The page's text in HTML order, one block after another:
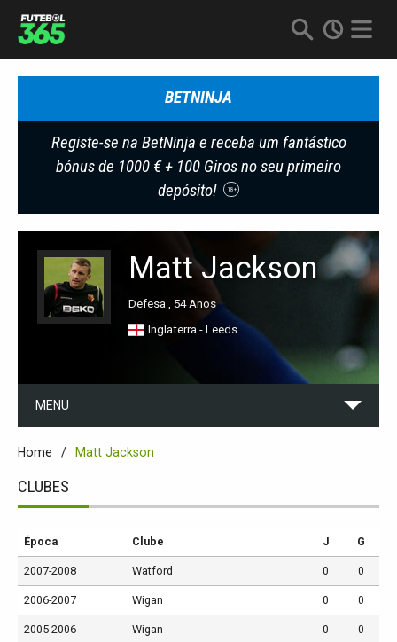
BETNINJA
Registe-se na BetNinja e receba um fantástico
bónus de 1000 € + 100 Giros no seu primeiro
depósito!
18+
Matt Jackson
Defesa , 54 Anos
Inglaterra - Leeds
MENU
Home Matt Jackson
CLUBES
Época Clube J G
2007-2008 Watford 0 0
2006-2007 Wigan 0 0
2005-2006 Wigan 0 0